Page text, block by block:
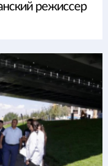
режиссер